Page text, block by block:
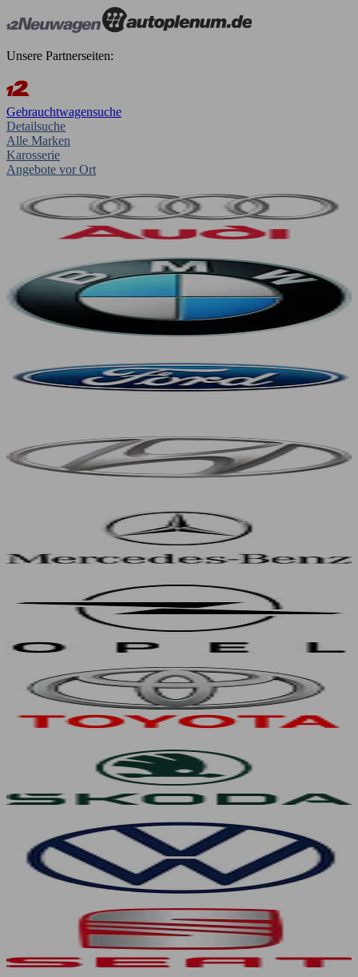
Unsere Partnerseiten:
Gebrauchtwagensuche
Detailsuche
Alle Marken
Karosserie
Angebote vor Ort